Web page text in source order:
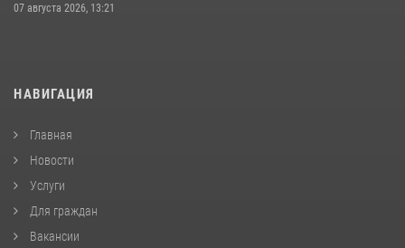
07 августа 2026, 13:21
НАВИГАЦИЯ
Главная
Новости
Услуги
Для граждан
Вакансии